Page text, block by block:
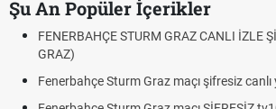
Şu An Popüler İçerikler
FENERBAHÇE STURM GRAZ CANLI İZLE
GRAZ)
Fenerbahçe Sturm Graz maçı şifresiz canlı